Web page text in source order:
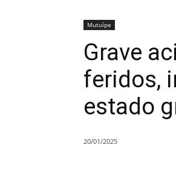
Mutuípe
Grave
feridos,
estado
20/01/2025